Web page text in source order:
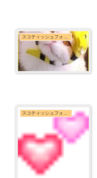
スコティッシュフォールド